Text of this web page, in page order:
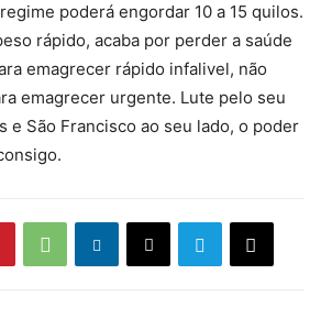
poderá engordar 10 a 15 quilos.
rápido, acaba por perder a saúde
emagrecer rápido infalivel, não
emagrecer urgente. Lute pelo seu
e São Francisco ao seu lado, o poder